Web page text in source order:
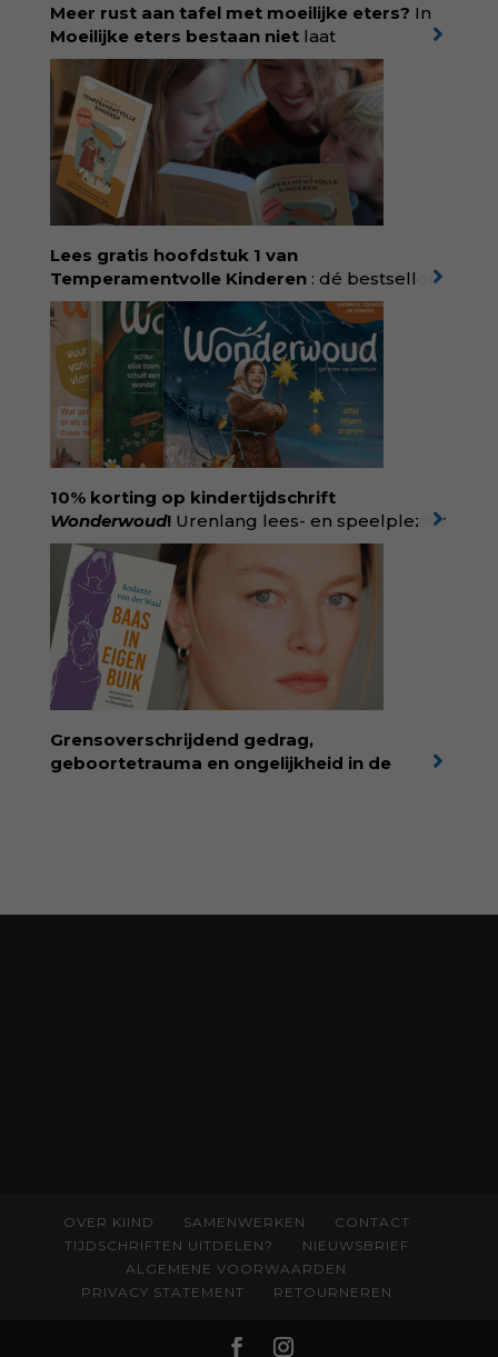
Meer rust aan tafel met moeilijke eters? In
Moeilijke eters bestaan niet laat
kinderdiëtist en lactatiekundigeRolinde
Demeyer
zien wat er schuilgaat achter
eetgedrag dat ouders zorgen baart. Met
aandacht voor ontwikkeling,
neurodivergentie en medische oorzaken
helpt ze hardnekkige misverstanden los te
laten en maakt ze van eten weer een
moment van verbinding. Bestel via je lokale
boekhandel! Lees meer over Rolinde via
kiind.nl/rolinde
Lees gratis hoofdstuk 1 van
Temperamentvolle Kinderen : dé bestseller
van pedagoog Eva Bronsveld. In het boek
Temperamentvolle kinderen vind je 25 jaar
aan kennis en ervaring. Met ruim 50.000
verkochte exemplaren met recht een
bestseller, waarmee Eva veel gezinnen heeft
kunnen helpen. Ze schrijft met een
liefdevolle kijk op kinderen en veel begrip
voor ouders. Download het hoofdstuk gratis
via: evabronsveld.plugandpay.nl/r?
id=ZcYxEBJH
10% korting op kindertijdschrift
Wonderwoud! Urenlang lees- en speelplezier
voor dromers, doeners en denkers.
Wonderwoud is het ambachtelijk gemaakte
antwoord op alle snelle gooimaarweg-
boekjes en hapsnap-filmpjes. Het mooiste
kindertijdschrift van Nederland; met liefde en
kunde voor taal, beeld en tekeningen die
spat van elke pagina. Dat vóel je. Dat voelt je
kind. Abonneer via
wonderwoud.nl/abonneren**
korting met code:
KIIND10
Grensoverschrijdend gedrag,
geboortetrauma en ongelijkheid in de
OVER KIIND SAMENWERKEN
CONTACT
TIJDSCHRIFTEN UITDELEN?
NIEUWSBRIEF
ALGEMENE VOORWAARDEN
PRIVACY STATEMENT
RETOURNEREN